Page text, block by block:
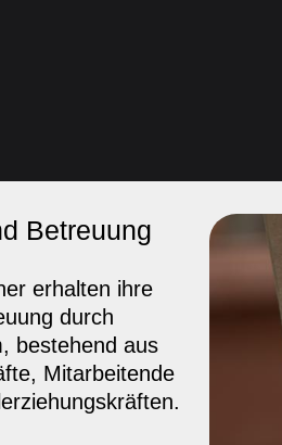
Betreuung
erhalten ihre
durch
bestehend aus
Mitarbeitende